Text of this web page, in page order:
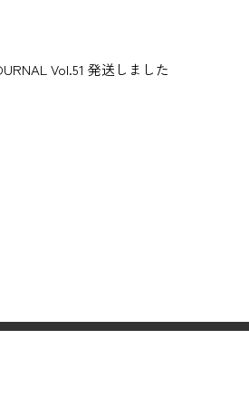
Vol.51 発送しました